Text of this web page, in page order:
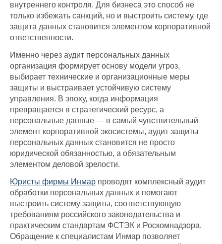
внутреннего контроля. Для бизнеса это способ не
только избежать санкций, но и выстроить систему, где
защита данных становится элементом корпоративной
ответственности.
Именно через аудит персональных данных
организация формирует основу модели угроз,
выбирает технические и организационные меры
защиты и выстраивает устойчивую систему
управления. В эпоху, когда информация
превращается в стратегический ресурс, а
персональные данные — в самый чувствительный
элемент корпоративной экосистемы, аудит защиты
персональных данных становится не просто
юридической обязанностью, а обязательным
элементом деловой зрелости.
Юристы фирмы Инмар проводят комплексный аудит
обработки персональных данных и помогают
выстроить систему защиты, соответствующую
требованиям российского законодательства и
практическим стандартам ФСТЭК и Роскомнадзора.
Обращение к специалистам Инмар позволяет